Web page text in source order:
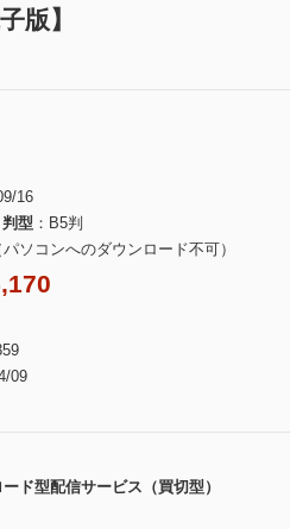
版】
16
判型
B5判
パソコンへのダウンロード不可）
09
ド型配信サービス（買切型）